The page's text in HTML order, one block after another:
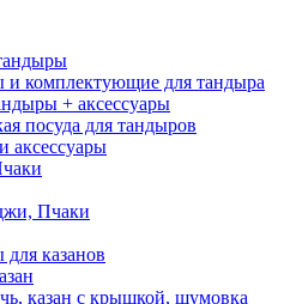
и комплектующие для тандыра
+ аксессуары
посуда для тандыров
аксессуары
Пчаки
для казанов
казан с крышкой, шумовка